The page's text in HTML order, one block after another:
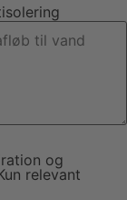
og
relevant